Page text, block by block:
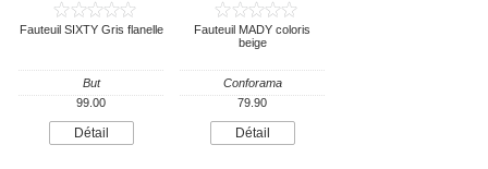
Fauteuil SIXTY Gris flanelle
But
99.00
Détail
Fauteuil MADY coloris
beige
Conforama
79.90
Détail